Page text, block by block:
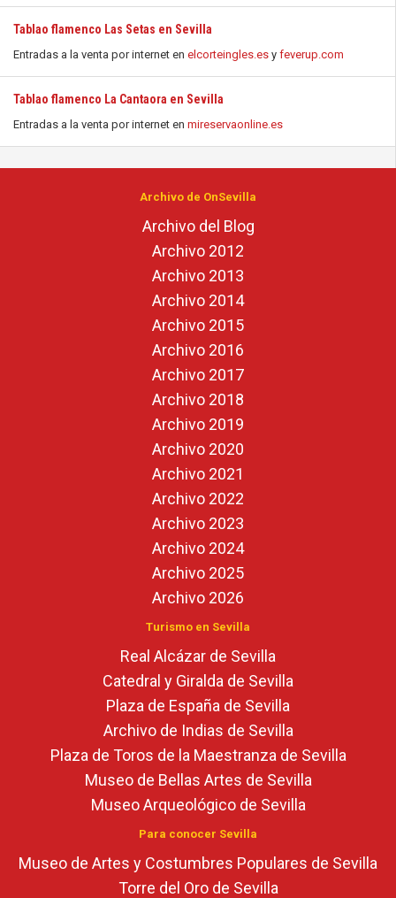
Tablao flamenco Las Setas en Sevilla
Entradas a la venta por internet en elcorteingles.es y feverup.com
Tablao flamenco La Cantaora en Sevilla
Entradas a la venta por internet en mireservaonline.es
Archivo de OnSevilla
Archivo del Blog
Archivo 2012
Archivo 2013
Archivo 2014
Archivo 2015
Archivo 2016
Archivo 2017
Archivo 2018
Archivo 2019
Archivo 2020
Archivo 2021
Archivo 2022
Archivo 2023
Archivo 2024
Archivo 2025
Archivo 2026
Turismo en Sevilla
Real Alcázar de Sevilla
Catedral y Giralda de Sevilla
Plaza de España de Sevilla
Archivo de Indias de Sevilla
Plaza de Toros de la Maestranza de Sevilla
Museo de Bellas Artes de Sevilla
Museo Arqueológico de Sevilla
Para conocer Sevilla
Museo de Artes y Costumbres Populares de Sevilla
Torre del Oro de Sevilla